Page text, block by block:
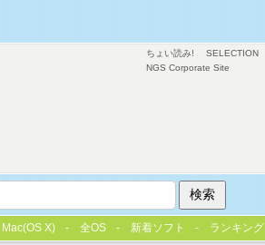
ちょい読み! SELECTION
NGS Corporate Site
Mac(OS X) 全OS 新着ソフト ランキング